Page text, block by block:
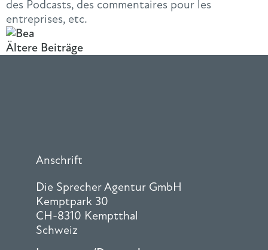
des Podcasts, des commentaires pour les
entreprises, etc.
Ältere Beiträge
Anschrift
Die Sprecher Agentur GmbH
Kemptpark 30
CH-8310 Kemptthal
Schweiz